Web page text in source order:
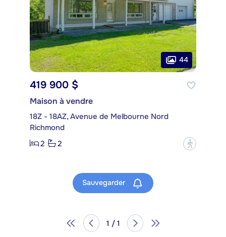
44
419 900 $
Maison à vendre
18Z - 18AZ, Avenue de Melbourne Nord
Richmond
2
2 ?
Sauvegarder
1 / 1